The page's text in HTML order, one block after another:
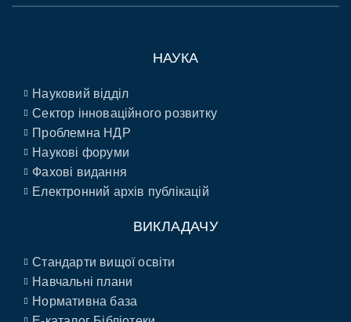
НАУКА
Науковий відділ
Сектор інноваційного розвитку
Проблемна НДР
Наукові форуми
Фахові видання
Електронний архів публікацій
ВИКЛАДАЧУ
Стандарти вищої освіти
Навчальні плани
Нормативна база